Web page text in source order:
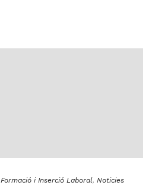
Formació i Inserció Laboral, Noticies